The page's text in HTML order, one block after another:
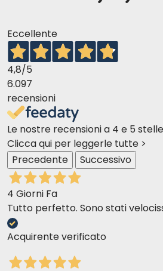
Eccellente
4,8/5
6.097
recensioni
Le nostre recensioni a 4 e 5
Clicca qui per leggerle tutte >
Precedente
Successivo
4 Giorni Fa
Tutto perfetto. Sono stati
Acquirente verificato